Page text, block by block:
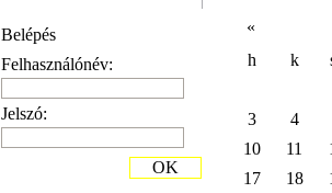
Belépés
Felhasználónév:
Jelszó:
OK
«
h
k
3
4
10
11
17
18